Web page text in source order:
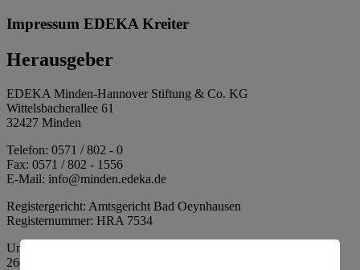
Impressum EDEKA Kreiter
Herausgeber
EDEKA Minden-Hannover Stiftung & Co. KG
Wittelsbacherallee 61
32427 Minden
Telefon: 0571 / 802 - 0
Fax: 0571 / 802 - 1556
E-Mail: info@minden.edeka.de
Registergericht: Amtsgericht Bad Oeynhausen
Registernummer: HRA 7534
Umsatzsteuer-Identifikationsnummer gem. § 27a UStG: DE
266067317